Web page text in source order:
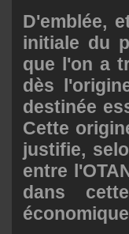
D'emblée,
initiale du
que l'on a
dès
destinée
Cette
justifie,
entre
dans